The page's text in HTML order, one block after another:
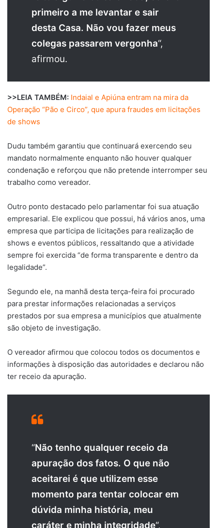
primeiro a me levantar e sair
desta Casa. Não vou fazer meus
colegas passarem vergonha“,
afirmou.
>>LEIA TAMBÉM: Indaial e Apiúna entram na mira da
Operação “Pão e Circo”, que apura fraudes em licitações
de shows
Dudu também garantiu que continuará exercendo seu
mandato normalmente enquanto não houver qualquer
condenação e reforçou que não pretende interromper seu
trabalho como vereador.
Outro ponto destacado pelo parlamentar foi sua atuação
empresarial. Ele explicou que possui, há vários anos, uma
empresa que participa de licitações para realização de
shows e eventos públicos, ressaltando que a atividade
sempre foi exercida “de forma transparente e dentro da
legalidade”.
Segundo ele, na manhã desta terça-feira foi procurado
para prestar informações relacionadas a serviços
prestados por sua empresa a municípios que atualmente
são objeto de investigação.
O vereador afirmou que colocou todos os documentos e
informações à disposição das autoridades e declarou não
ter receio da apuração.
“Não tenho qualquer receio da
apuração dos fatos. O que não
aceitarei é que utilizem esse
momento para tentar colocar em
dúvida minha história, meu
caráter e minha integridade“,